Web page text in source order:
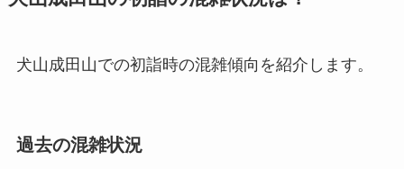
犬山成田山での初詣時の混雑傾向を紹介します。
過去の混雑状況